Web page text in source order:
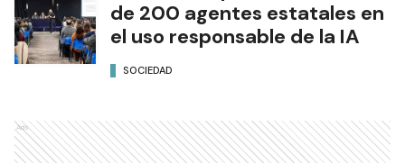
de 200 agentes estatales en
el uso responsable de la IA
SOCIEDAD
Ads